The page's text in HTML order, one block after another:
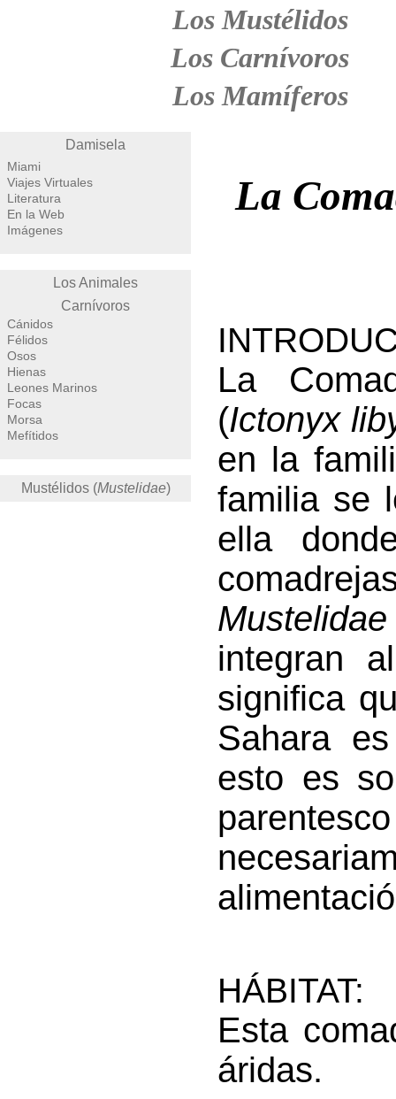
Los Mustélidos
Los Carnívoros
Los Mamíferos
Damisela
Miami
Viajes Virtuales
Literatura
En la Web
Imágenes
Los Animales
Carnívoros
Cánidos
Félidos
Osos
Hienas
Leones Marinos
Focas
Morsa
Mefítidos
Mustélidos (Mustelidae)
La
La
(Ictonyx
en la
familia se
ella
Mustelidae
integran
significa
Sahara
esto es
HÁBITAT:
Esta
áridas.